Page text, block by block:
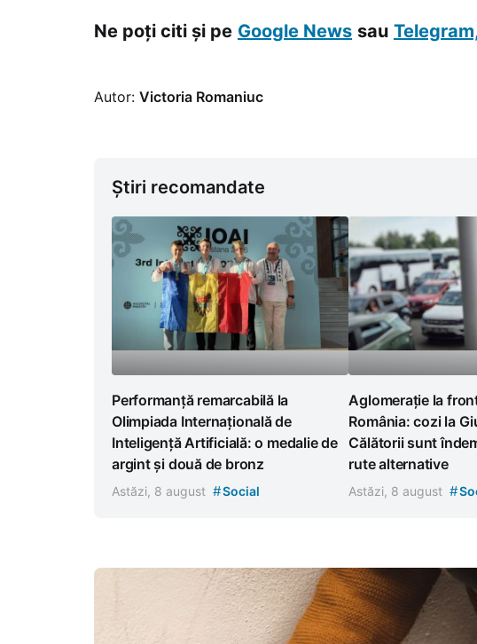
Ne poți citi și pe Google News sau
Autor: Victoria Romaniuc
Știri recomandate
Performanță remarcabilă la
Olimpiada Internațională de
Inteligență Artificială: o medalie de
argint și două de bronz
Astăzi, 8 august #Social
Aglomerație la
România: cozi la
Călătorii sunt
rute alternative
Astăzi, 8 august #